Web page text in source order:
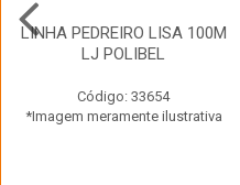
LINHA PEDREIRO LISA 100M
LJ POLIBEL
Código: 33654
*Imagem meramente ilustrativa